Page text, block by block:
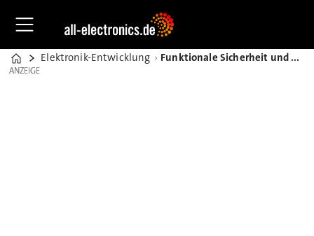
Home
Elektronik-Entwicklung Funktionale Sicherheit und künstliche Intelligenz in der Industrie
ANZEIGE
ANZEIGE